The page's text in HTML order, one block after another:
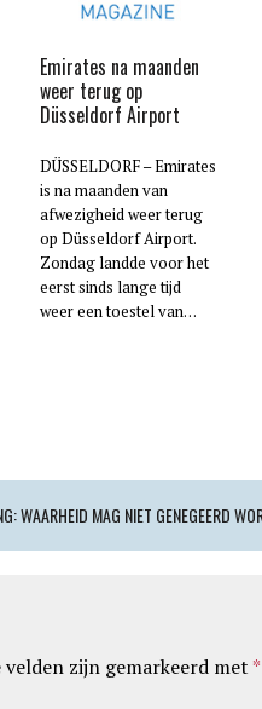
Emirates na maanden
weer terug op
Düsseldorf Airport
DÜSSELDORF – Emirates
is na maanden van
afwezigheid weer terug
op Düsseldorf Airport.
Zondag landde voor het
eerst sinds lange tijd
weer een toestel van…
WAARHEID MAG NIET GENEGEERD
velden zijn gemarkeerd met *